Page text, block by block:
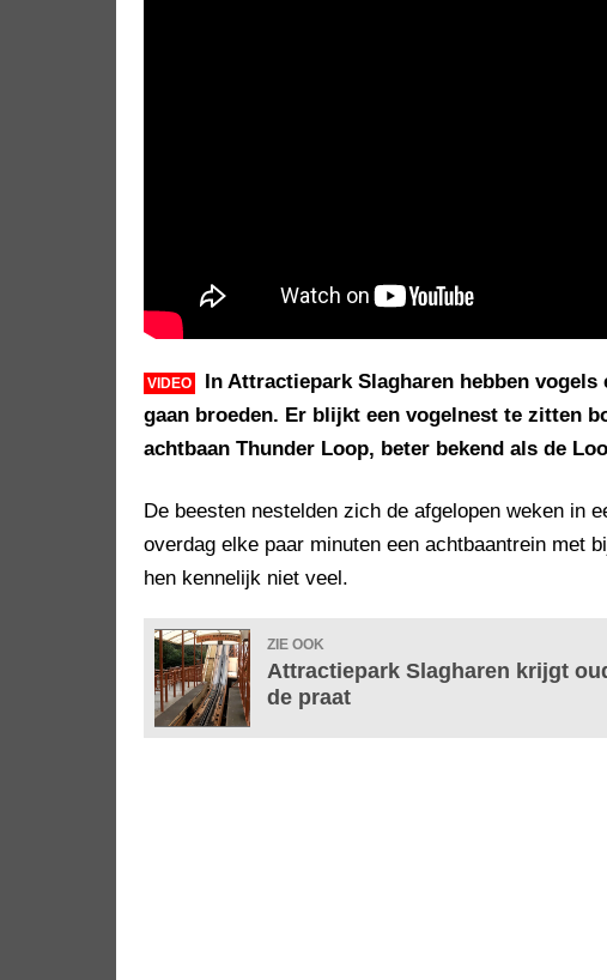
VIDEO
In Attractiepark Slagharen hebben
gaan broeden. Er blijkt een vogelnest te zitten
achtbaan Thunder Loop, beter bekend als de
De beesten nestelden zich de afgelopen weken in
overdag elke paar minuten een achtbaantrein met
hen kennelijk niet veel.
ZIE OOK
Attractiepark Slagharen krijgt
de praat